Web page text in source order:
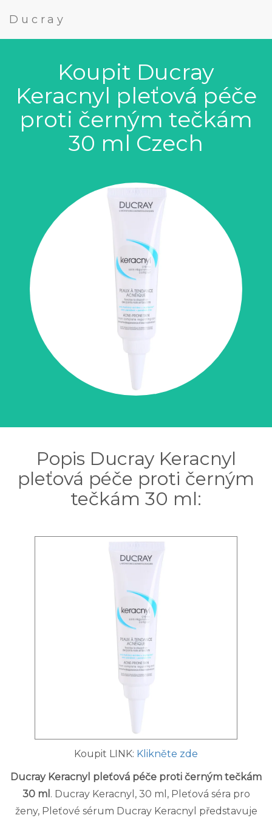
Ducray
Koupit Ducray
Keracnyl pleťová péče
proti černým tečkám
30 ml Czech
Popis Ducray Keracnyl
pleťová péče proti černým
tečkám 30 ml:
Koupit LINK: Klikněte zde
Ducray Keracnyl pleťová péče proti černým tečkám
30 ml . Ducray Keracnyl, 30 ml, Pleťová séra pro
ženy, Pleťové sérum Ducray Keracnyl představuje